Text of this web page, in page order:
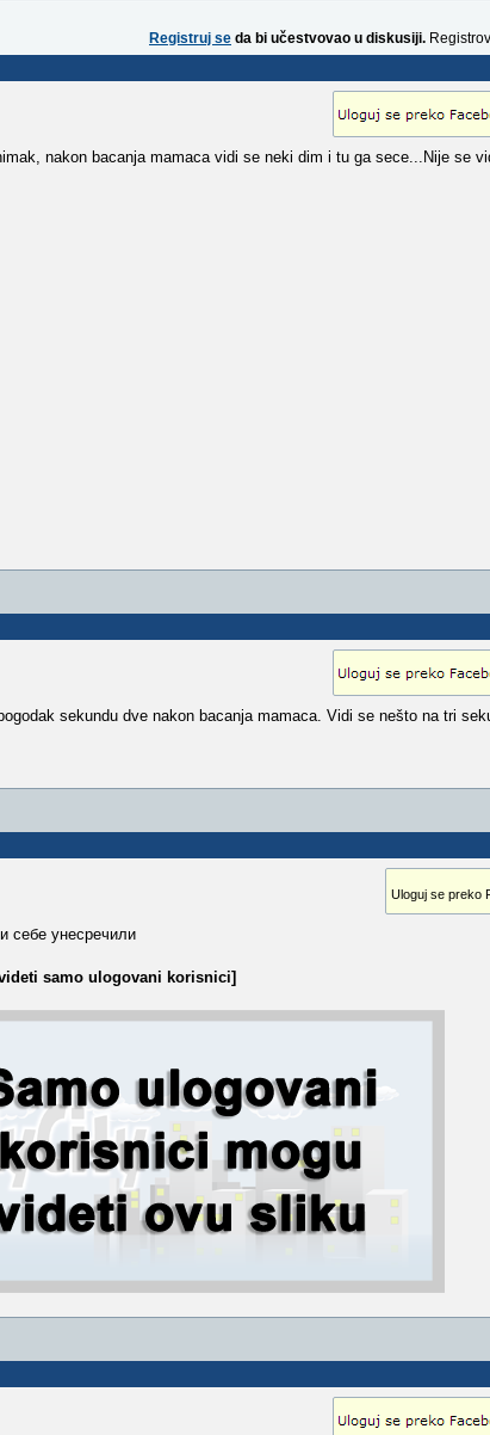
Registruj se da bi učestvovao u diskusiji.
nakon bacanja mamaca vidi se neki dim i tu ga sece...Nije se
sekundu dve nakon bacanja mamaca. Vidi se nešto na tri
Uloguj se preko
себе унесречили
samo ulogovani korisnici]